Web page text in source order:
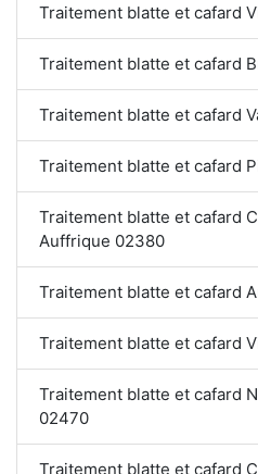
Traitement blatte et cafard
Traitement blatte et cafard
Traitement blatte et cafard
Traitement blatte et cafard
Traitement blatte et cafard
Auffrique 02380
Traitement blatte et cafard
Traitement blatte et cafard
Traitement blatte et cafard
02470
Traitement blatte et cafard